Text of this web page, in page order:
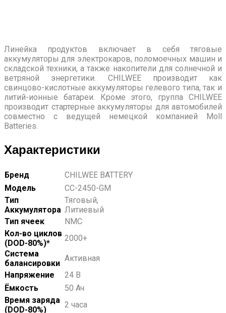
Линейка продуктов включает в себя тяговые
аккумуляторы для электрокаров, поломоечных машин и
складской техники, а также накопители для солнечной и
ветряной энергетики. CHILWEE производит как
свинцово-кислотные аккумуляторы гелевого типа, так и
литий-ионные батареи. Кроме этого, группа CHILWEE
производит стартерные аккумуляторы для автомобилей
совместно с ведущей немецкой компанией Moll
Batteries.
Характеристики
Бренд
CHILWEE BATTERY
Модель
CC-2450-GM
Тип
Аккумулятора
Тяговый,
Литиевый
Тип ячеек
NMC
Кол-во циклов
(DOD-80%)*
2000+
Система
балансировки
Активная
Напряжение
24 В
Ёмкость
50 Ач
Время заряда
(DOD-80%)
2 часа